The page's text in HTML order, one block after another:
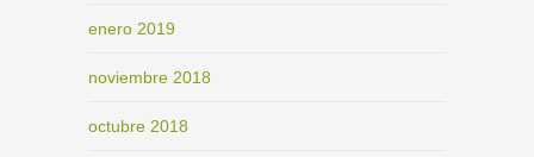
enero 2019
noviembre 2018
octubre 2018